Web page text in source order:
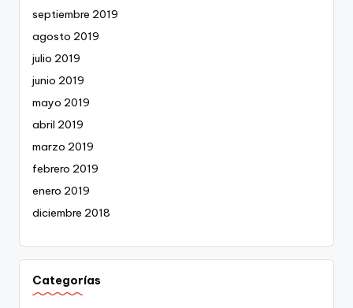
septiembre 2019
agosto 2019
julio 2019
junio 2019
mayo 2019
abril 2019
marzo 2019
febrero 2019
enero 2019
diciembre 2018
Categorías